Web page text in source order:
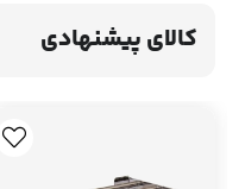
کالای پیشنهادی